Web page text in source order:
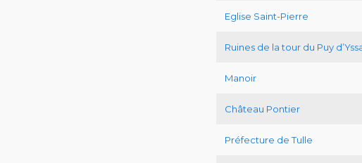
Eglise Saint-Pierre
Ruines de la tour du Puy
Manoir
Château Pontier
Préfecture de Tulle